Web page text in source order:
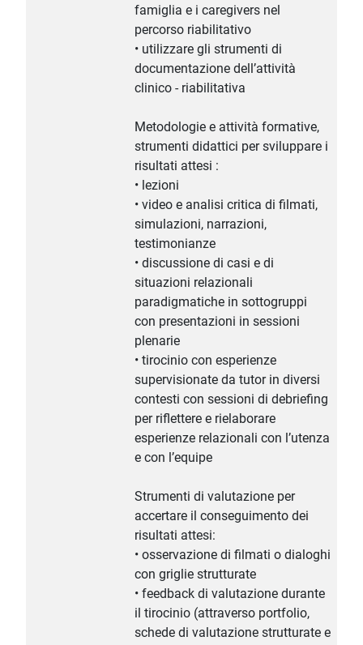
famiglia e i caregivers nel
percorso riabilitativo
• utilizzare gli strumenti di
documentazione dell’attività
clinico - riabilitativa
Metodologie e attività formative,
strumenti didattici per sviluppare i
risultati attesi :
• lezioni
• video e analisi critica di filmati,
simulazioni, narrazioni,
testimonianze
• discussione di casi e di
situazioni relazionali
paradigmatiche in sottogruppi
con presentazioni in sessioni
plenarie
• tirocinio con esperienze
supervisionate da tutor in diversi
contesti con sessioni di debriefing
per riflettere e rielaborare
esperienze relazionali con l’utenza
e con l’equipe
Strumenti di valutazione per
accertare il conseguimento dei
risultati attesi:
• osservazione di filmati o dialoghi
con griglie strutturate
• feedback di valutazione durante
il tirocinio (attraverso portfolio,
schede di valutazione strutturate e